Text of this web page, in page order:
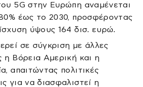
5G στην Ευρώπη αναμένεται
έως το 2030, προσφέροντας
ύψους 164 δισ. ευρώ.
σε σύγκριση με άλλες
η Βόρεια Αμερική και η
απαιτώντας πολιτικές
για να διασφαλιστεί η